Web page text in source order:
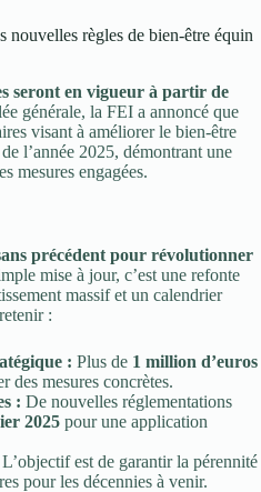
nouvelles règles de bien-être équin
seront en vigueur à partir de
générale, la FEI a annoncé que
visant à améliorer le bien-être
l’année 2025, démontrant une
mesures engagées.
précédent pour révolutionner
mise à jour, c’est une refonte
massif et un calendrier
:
: Plus de 1 million d’euros
des mesures concrètes.
: De nouvelles réglementations
2025 pour une application
L’objectif est de garantir la pérennité
pour les décennies à venir.